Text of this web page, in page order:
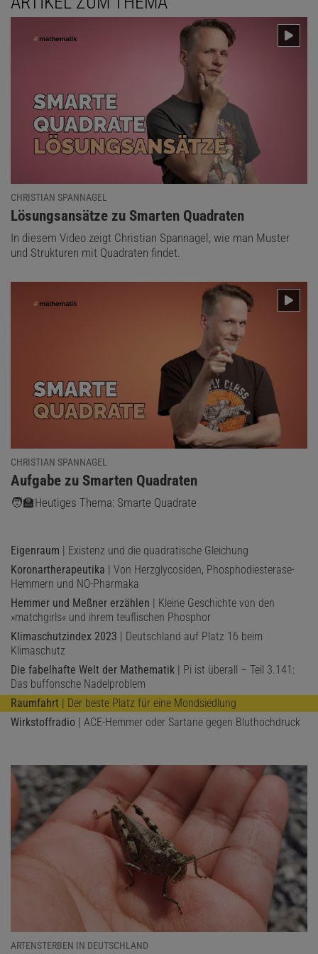
Diesen Artikel empfehlen:
Der Autor ist ein deutscher Physiker und war Hochschullehrer an
der FH Aachen.
CHRISTIAN SPANNAGEL
:
Lösungsansätze zu Smarten Quadraten
In diesem Video zeigt Christian Spannagel, wie man Muster
und Strukturen mit Quadraten findet.
CHRISTIAN SPANNAGEL
:
Aufgabe zu Smarten Quadraten
🧑‍🏫Heutiges Thema: Smarte Quadrate
Eigenraum | Existenz und die quadratische Gleichung
Koronartherapeutika | Von Herzglycosiden, Phosphodiesterase-
Hemmern und NO-Pharmaka
Hemmer und Meßner erzählen | Kleine Geschichte von den
»matchgirls« und ihrem teuflischen Phosphor
Klimaschutzindex 2023 | Deutschland auf Platz 16 beim
Klimaschutz
Die fabelhafte Welt der Mathematik | Pi ist überall – Teil 3.141:
Das buffonsche Nadelproblem
Raumfahrt | Der beste Platz für eine Mondsiedlung
Wirkstoffradio | ACE-Hemmer oder Sartane gegen Bluthochdruck
ARTENSTERBEN IN DEUTSCHLAND